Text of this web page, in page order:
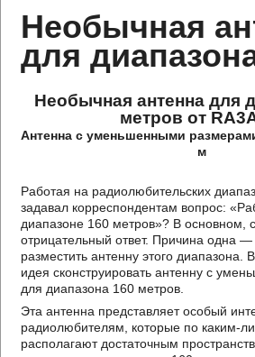
Необычная
для
Необычная антенна для
метров от
Антенна с уменьшенными
м
Работая на радиолюбительских
задавал корреспондентам вопрос:
диапазоне 160 метров»? В основном,
отрицательный ответ. Причина одна —
разместить антенну этого диапазона.
идея сконструировать антенну с
для диапазона 160 метров.
Эта антенна представляет особый
радиолюбителям, которые по каким-
располагают достаточным